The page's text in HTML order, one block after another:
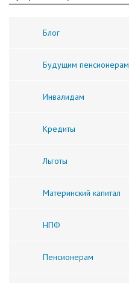
Блог
Будущим пенсионерам
Инвалидам
Кредиты
Льготы
Материнский капитал
НПФ
Пенсионерам